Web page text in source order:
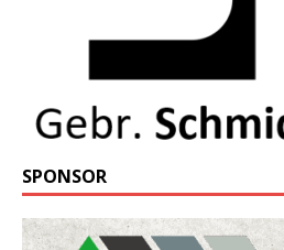
SPONSOR